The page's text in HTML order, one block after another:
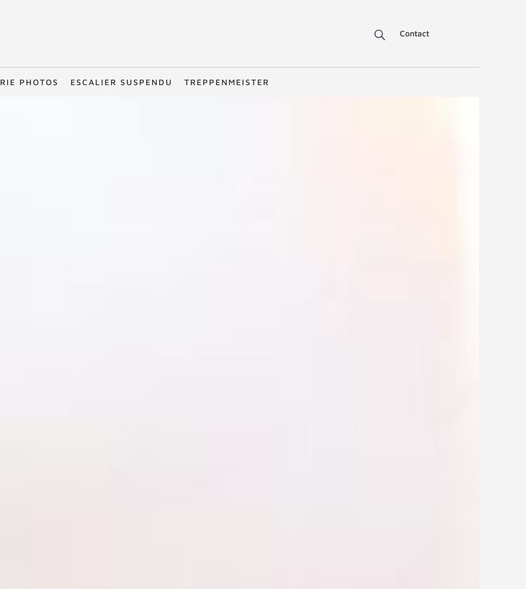
Contact
PHOTOS ESCALIER SUSPENDU TREPPENMEISTER